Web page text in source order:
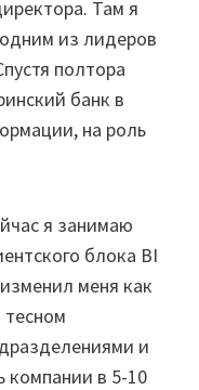
Там я
из лидеров
полтора
банк в
на роль
я занимаю
блока BI
меня как
и
компании в 5-10